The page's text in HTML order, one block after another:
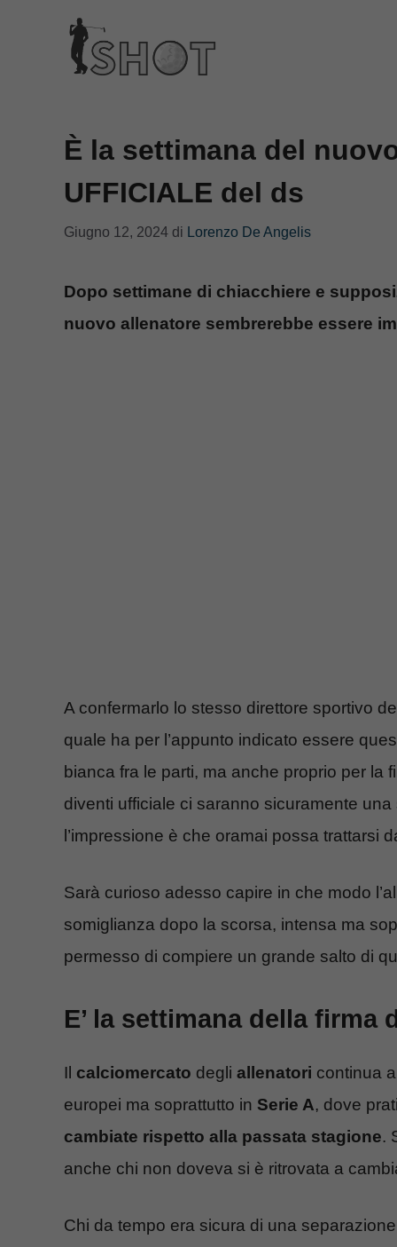
contenuto
È la settimana del
UFFICIALE del ds
Giugno 12, 2024 di Lorenzo De Angelis
Dopo settimane di chiacchiere e
nuovo allenatore sembrerebbe essere
A confermarlo lo stesso direttore sportivo
quale ha per l’appunto indicato essere
bianca fra le parti, ma anche proprio per la
diventi ufficiale ci saranno sicuramente
l’impressione è che oramai possa trattarsi
Sarà curioso adesso capire in che modo
somiglianza dopo la scorsa, intensa ma
permesso di compiere un grande salto di
E’ la settimana della firma
Il calciomercato degli allenatori continua
europei ma soprattutto in Serie A, dove
cambiate rispetto alla passata stagione.
anche chi non doveva si è ritrovata a
Chi da tempo era sicura di una